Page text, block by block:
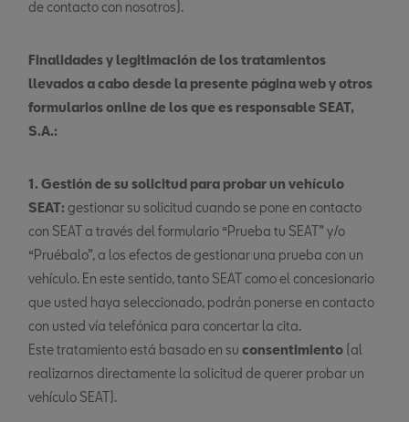
de contacto con nosotros).
Finalidades y legitimación de los tratamientos
llevados a cabo desde la presente página web y otros
formularios online de los que es responsable SEAT,
S.A.:
1. Gestión de su solicitud para probar un vehículo
SEAT: gestionar su solicitud cuando se pone en contacto
con SEAT a través del formulario “Prueba tu SEAT” y/o
“Pruébalo”, a los efectos de gestionar una prueba con un
vehículo. En este sentido, tanto SEAT como el concesionario
que usted haya seleccionado, podrán ponerse en contacto
con usted vía telefónica para concertar la cita.
Este tratamiento está basado en su consentimiento (al
realizarnos directamente la solicitud de querer probar un
vehículo SEAT).